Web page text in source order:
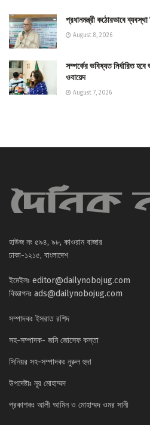
প্রধানমন্ত্রী কঠোরভাবে
August 8, 2026
সম্পর্কের ভবিষ্যত নির্ধারিত হবে
ওবায়েদ
August 7, 2026
হাউজ নং ৫৯৪, ৯৮, কাওরান বাজার
ঢাকা-১২১৫, বাংলাদেশ
ইমেইলঃ editor@dailynobojug.com
বিজ্ঞাপনঃ ads@dailynobojug.com
সম্পাদকঃ ইসরাত রশিদ
সহ-সম্পাদক- জনি জোসেফ কস্তা
সিনিয়র সহ-সম্পাদকঃ নুরুল হুদা
উপদেষ্টাঃ নূর মোহাম্মদ
প্রকাশকঃ আলী আমিন ও মোহাম্মদ ওমর সানী